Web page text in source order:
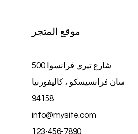
موقع المتجر
500 شارع تيري فرانسوا
سان فرانسيسكو ، كاليفورنيا
94158
info@mysite.com
123-456-7890